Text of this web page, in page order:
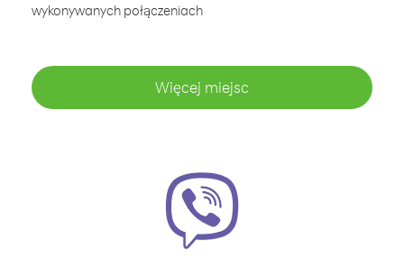
wykonywanych połączeniach
Więcej miejsc